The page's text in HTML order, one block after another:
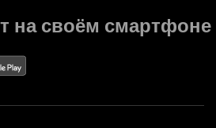
на своём смартфоне